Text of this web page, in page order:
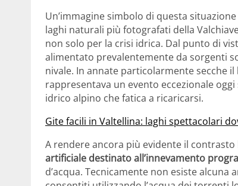
Un’immagine simbolo di questa
laghi naturali più fotografati della
non solo per la crisi idrica. Dal punto di
alimentato prevalentemente da sorgenti
nivale. In annate particolarmente secche
rappresentava un evento eccezionale
idrico alpino che fatica a ricaricarsi.
Gite facili in Valtellina: laghi spettacolari
A rendere ancora più evidente il
artificiale destinato all’innevamento
d’acqua. Tecnicamente non esiste